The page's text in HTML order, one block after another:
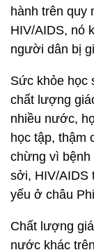
hành trên quy
HIV/AIDS, nó
người dân bị
Sức khỏe học
chất lượng
nhiều nước,
học tập, thậm
chừng vì bệnh
sởi, HIV/AIDS
yếu ở châu
Chất lượng
nước khác